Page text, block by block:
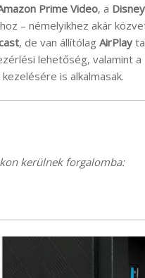
Prime Video, a
– némelyikhez akár
, de van állítólag AirPlay
lehetőség, valamint a
is alkalmasak.
kerülnek forgalomba: